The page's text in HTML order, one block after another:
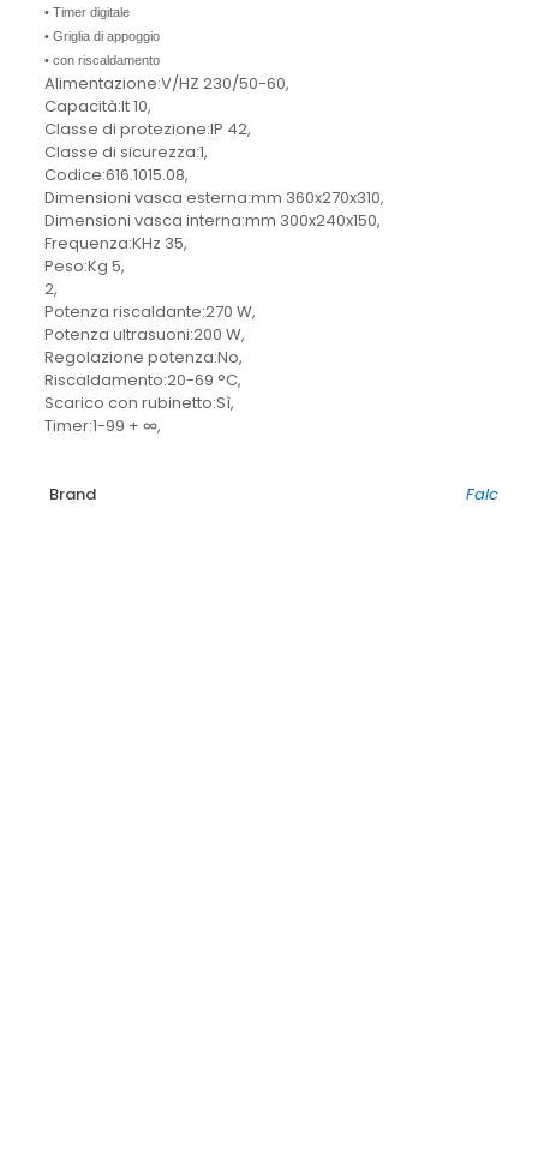
• Timer digitale
• Griglia di appoggio
• con riscaldamento
Alimentazione:V/HZ 230/50-60,
Capacità:lt 10,
Classe di protezione:IP 42,
Classe di sicurezza:1,
Codice:616.1015.08,
Dimensioni vasca esterna:mm 360x270x310,
Dimensioni vasca interna:mm 300x240x150,
Frequenza:KHz 35,
Peso:Kg 5,
2,
Potenza riscaldante:270 W,
Potenza ultrasuoni:200 W,
Regolazione potenza:No,
Riscaldamento:20-69 °C,
Scarico con rubinetto:Sì,
Timer:1-99 + ∞,
Brand Falc